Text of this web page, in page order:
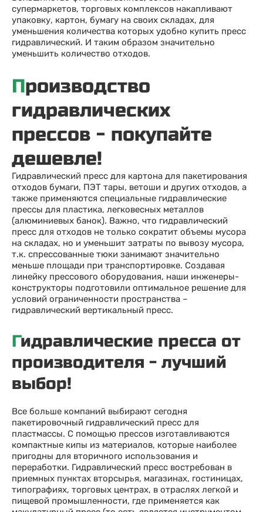
супермаркетов, торговых комплексов накапливают
упаковку, картон, бумагу на своих складах, для
уменьшения количества которых удобно купить пресс
гидравлический. И таким образом значительно
уменьшить количество отходов.
Производство
гидравлических
прессов - покупайте
дешевле!
Гидравлический пресс для картона для пакетирования
отходов бумаги, ПЭТ тары, ветоши и других отходов, а
также применяются специальные гидравлические
прессы для пластика, легковесных металлов
(алюминиевых банок). Важно, что гидравлический
пресс для отходов не только сократит объемы мусора
на складах, но и уменьшит затраты по вывозу мусора,
т.к. спрессованные тюки занимают значительно
меньше площади при транспортировке. Создавая
линейку прессового оборудования, наши инженеры-
конструкторы подготовили оптимальное решение для
условий ограниченности пространства –
гидравлический вертикальный пресс.
Гидравлические пресса от
производителя - лучший
выбор!
Все больше компаний выбирают сегодня
пакетировочный гидравлический пресс для
пластмассы. С помощью прессов изготавливаются
компактные кипы из материалов, которые наиболее
пригодны для вторичного использования и
переработки. Гидравлический пресс востребован в
приемных пунктах вторсырья, магазинах, гостиницах,
типографиях, торговых центрах, в отраслях легкой и
пищевой промышленности, где применяется как